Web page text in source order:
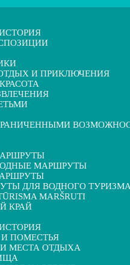
И ПРИКЛЮЧЕНИЯ
МАРШРУТЫ
ДЛЯ ВОДНОГО ТУРИЗМА
MARŠRUTI
КРАЙ
ПОМЕСТЬЯ
МЕСТА ОТДЫХА